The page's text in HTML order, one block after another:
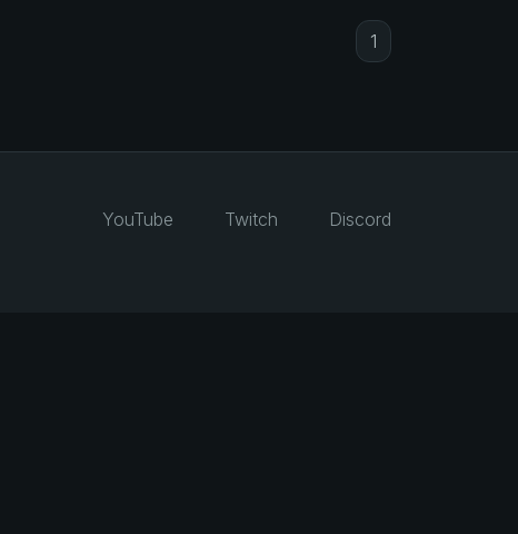
1
YouTube Twitch
Discord